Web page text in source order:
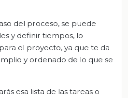
del proceso, se puede
y definir tiempos, lo
el proyecto, ya que te da
y ordenado de lo que se
esa lista de las tareas o